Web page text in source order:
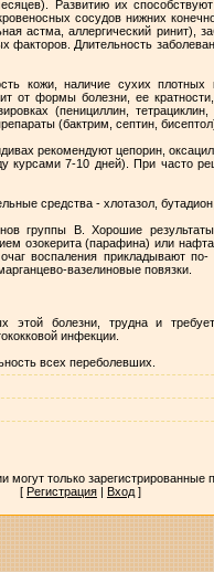
Развитию их
сосудов нижних
астма, аллергический ринит),
факторов. Длительность
кожи, наличие сухих
от формы болезни, ее
(пенициллин,
(бактрим, септин,
рекомендуют цепорин,
курсами 7-10 дней). При часто
средства - хлотазол,
группы В. Хорошие
озокерита (парафина) или
воспаления прикладывают
вазелиновые повязки.
болезни, трудна и
инфекции.
всех переболевших.
могут только зарегистрированные
[ Регистрация| Вход]